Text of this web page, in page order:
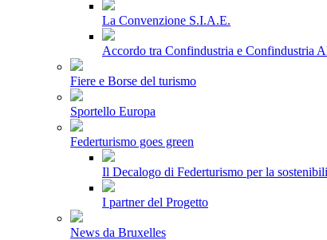
La Convenzione S.I.A.E.
Accordo tra Confindustria e Confindustria
Fiere e Borse del turismo
Sportello Europa
Federturismo goes green
Il Decalogo di Federturismo per la
I partner del Progetto
News da Bruxelles